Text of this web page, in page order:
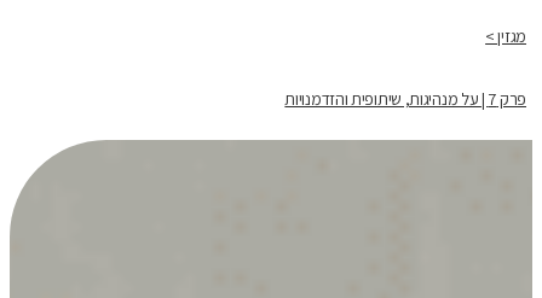
מגזין >
פרק 7 | על מנהיגות, שיתופית והזדמנויות